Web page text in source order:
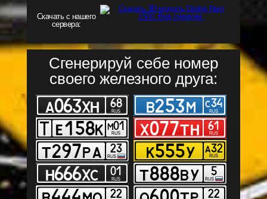
Скачать с нашего
сервера:
Сгенерируй себе номер
своего железного друга: